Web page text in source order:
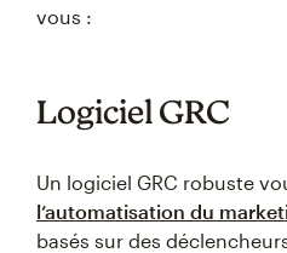
vous :
Logiciel GRC
Un logiciel GRC robuste
l’automatisation du
basés sur des